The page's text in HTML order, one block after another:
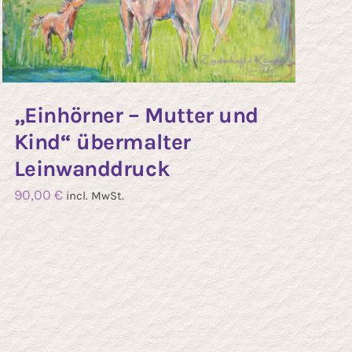
„Einhörner – Mutter und
Kind“ übermalter
Leinwanddruck
90,00 € incl. MwSt.